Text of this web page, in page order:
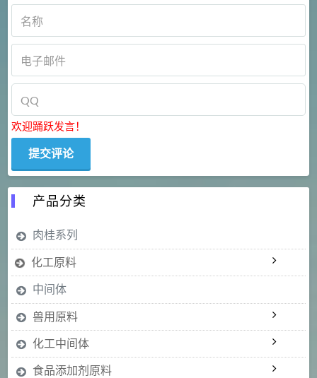
欢迎踊跃发言！
产品分类
肉桂系列
化工原料
中间体
兽用原料
化工中间体
食品添加剂原料